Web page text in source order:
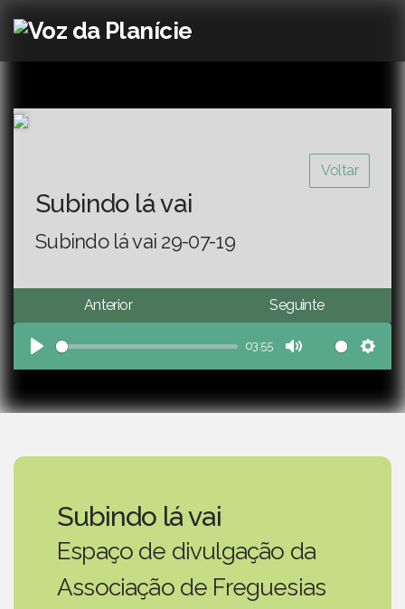
Voltar
Subindo lá vai
Subindo lá vai 29-07-19
Anterior Seguinte
Play
03:55
Mute
Subindo lá vai
Espaço de divulgação da
Associação de Freguesias